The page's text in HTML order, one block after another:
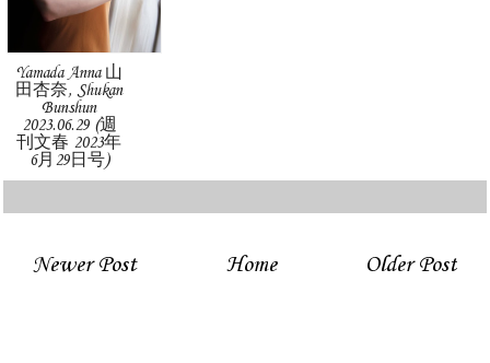
Yamada Anna 山
田杏奈, Shukan
Bunshun
2023.06.29 (週
刊文春 2023年
6月29日号)
Newer Post Older Post
Home